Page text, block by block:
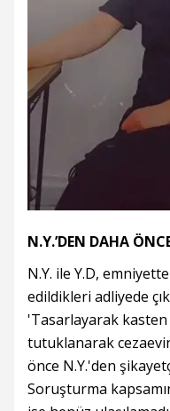
N.Y.’DEN DAHA
N.Y. ile Y.D,
edildikleri adliyede
'Tasarlayarak
tutuklanarak
önce N.Y.'den
Soruşturma